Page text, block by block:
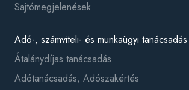
Sajtómegjelenések
Adó-, számviteli- és munkaügyi tanácsadás
Átalánydíjas tanácsadás
Adótanácsadás, Adószakértés